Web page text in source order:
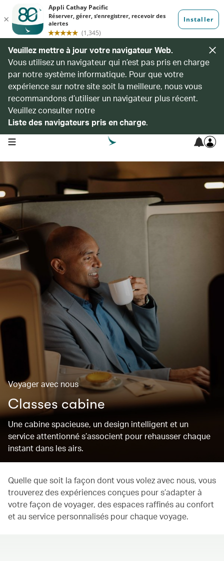
Veuillez mettre à jour votre navigateur Web.
Vous utilisez un navigateur qui n’est pas pris en charge
par notre système informatique. Pour que votre
expérience sur notre site soit la meilleure, nous vous
recommandons d’utiliser un navigateur plus récent.
Veuillez consulter notre
Liste des navigateurs pris en charge.
open navigation menu
Voyager avec nous
Classes cabine
Une cabine spacieuse, un design intelligent et un
service attentionné s’associent pour rehausser chaque
instant dans les airs.
Quelle que soit la façon dont vous volez avec nous, vous
trouverez des expériences conçues pour s’adapter à
votre façon de voyager, des espaces raffinés au confort
et au service personnalisés pour chaque voyage.